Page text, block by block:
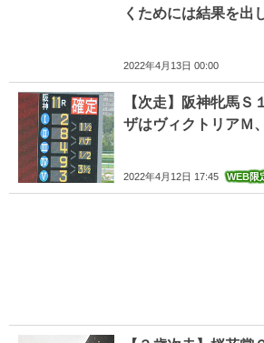
くためには結果を出
2022年4月13日 00:00
【次走】阪神牝馬Ｓ
ザはヴィクトリアＭ
2022年4月12日 17:45 WEB限